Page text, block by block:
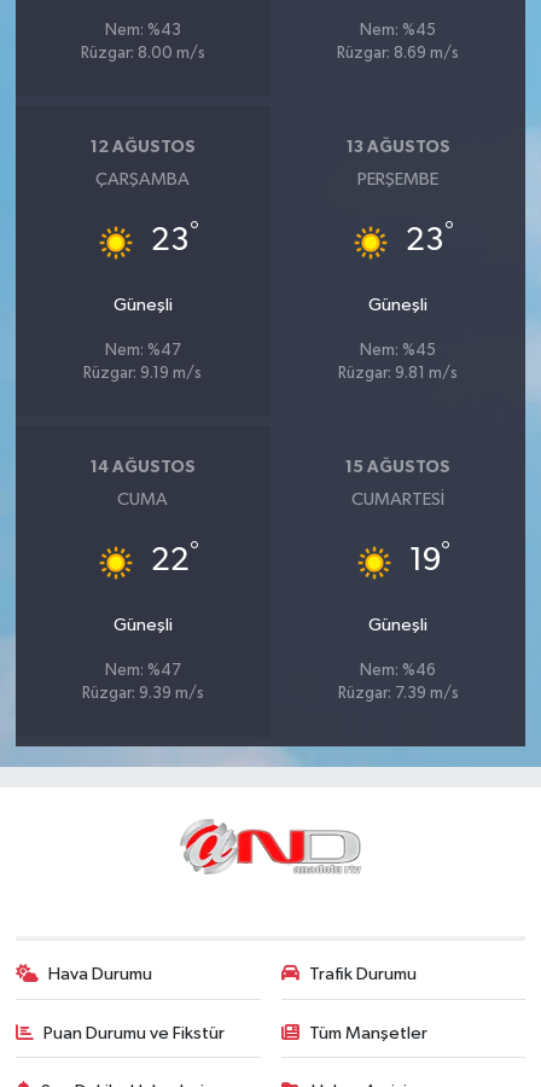
Nem: %43
Rüzgar: 8.00 m/s
Nem: %45
Rüzgar: 8.69 m/s
12 AĞUSTOS
ÇARŞAMBA
23°
Güneşli
Nem: %47
Rüzgar: 9.19 m/s
13 AĞUSTOS
PERŞEMBE
23°
Güneşli
Nem: %45
Rüzgar: 9.81 m/s
14 AĞUSTOS
CUMA
22°
Güneşli
Nem: %47
Rüzgar: 9.39 m/s
15 AĞUSTOS
CUMARTESI
19°
Güneşli
Nem: %46
Rüzgar: 7.39 m/s
Hava Durumu Trafik Durumu
Puan Durumu ve Fikstür Tüm Manşetler